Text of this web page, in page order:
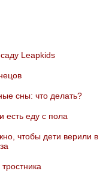
Leapkids
сны: что делать?
есть еду с пола
чтобы дети верили в